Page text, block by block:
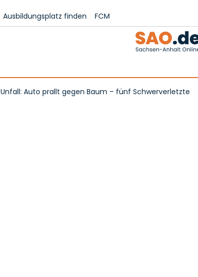
Ausbildungsplatz finden FCM
Unfall: Auto prallt gegen Baum – fünf Schwerverletzte